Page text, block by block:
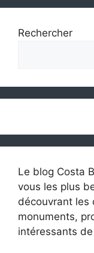
Rechercher
Le blog Costa
vous les plus
découvrant les
monuments,
intéressants